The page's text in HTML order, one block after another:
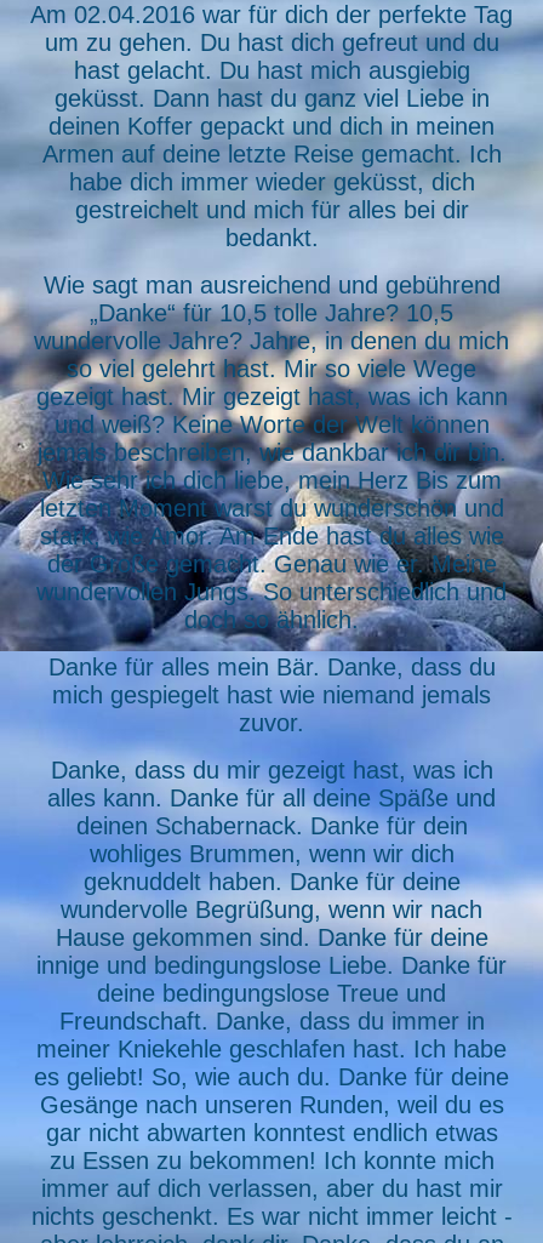
Am 02.04.2016 war für dich der perfekte Tag
um zu gehen. Du hast dich gefreut und du
hast gelacht. Du hast mich ausgiebig
geküsst. Dann hast du ganz viel Liebe in
deinen Koffer gepackt und dich in meinen
Armen auf deine letzte Reise gemacht. Ich
habe dich immer wieder geküsst, dich
gestreichelt und mich für alles bei dir
bedankt.
Wie sagt man ausreichend und gebührend
„Danke“ für 10,5 tolle Jahre? 10,5
wundervolle Jahre? Jahre, in denen du mich
so viel gelehrt hast. Mir so viele Wege
gezeigt hast. Mir gezeigt hast, was ich kann
und weiß? Keine Worte der Welt können
jemals beschreiben, wie dankbar ich dir bin.
Wie sehr ich dich liebe, mein Herz Bis zum
letzten Moment warst du wunderschön und
stark, wie Amor. Am Ende hast du alles wie
der Große gemacht. Genau wie er. Meine
wundervollen Jungs. So unterschiedlich und
doch so ähnlich.
Danke für alles mein Bär. Danke, dass du
mich gespiegelt hast wie niemand jemals
zuvor.
Danke, dass du mir gezeigt hast, was ich
alles kann. Danke für all deine Späße und
deinen Schabernack. Danke für dein
wohliges Brummen, wenn wir dich
geknuddelt haben. Danke für deine
wundervolle Begrüßung, wenn wir nach
Hause gekommen sind. Danke für deine
innige und bedingungslose Liebe. Danke für
deine bedingungslose Treue und
Freundschaft. Danke, dass du immer in
meiner Kniekehle geschlafen hast. Ich habe
es geliebt! So, wie auch du. Danke für deine
Gesänge nach unseren Runden, weil du es
gar nicht abwarten konntest endlich etwas
zu Essen zu bekommen! Ich konnte mich
immer auf dich verlassen, aber du hast mir
nichts geschenkt. Es war nicht immer leicht -